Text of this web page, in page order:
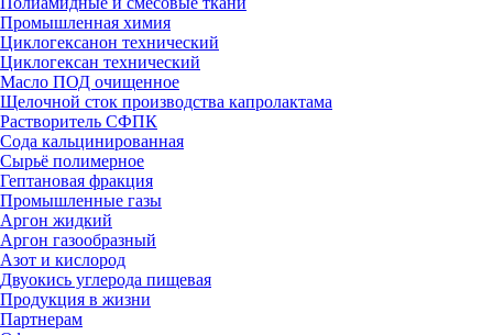
Промышленная химия
Циклогексанон технический
Циклогексан технический
Масло ПОД очищенное
Щелочной сток производства капролактама
Растворитель СФПК
Сода кальцинированная
Сырьё полимерное
Гептановая фракция
Промышленные газы
Аргон жидкий
Аргон газообразный
Азот и кислород
Двуокись углерода пищевая
Продукция в жизни
Партнерам